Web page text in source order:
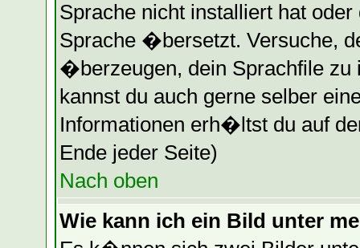
Sprache nicht installiert hat
Sprache �bersetzt. Versuche,
�berzeugen, dein Sprachfile zu
kannst du auch gerne selber
Informationen erh�ltst du auf
Ende jeder Seite)
Nach oben
Wie kann ich ein Bild unter